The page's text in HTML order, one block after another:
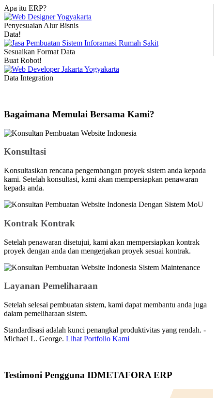
Apa itu ERP?
Penyesuaian Alur Bisnis
Data!
Sesuaikan Format Data
Buat Robot!
Data Integration
Bagaimana Memulai Bersama Kami?
Konsultasi
Konsultasikan rencana pengembangan proyek sistem anda kepada
kami. Setelah konsultasi, kami akan mempersiapkan penawaran
kepada anda.
Kontrak Kontrak
Setelah penawaran disetujui, kami akan mempersiapkan kontrak
proyek dengan anda dan mengerjakan proyek sesuai kontrak.
Layanan Pemeliharaan
Setelah selesai pembuatan sistem, kami dapat membantu anda juga
dalam pemeliharaan sistem.
Standardisasi adalah kunci penangkal produktivitas yang rendah. -
Michael L. George. Lihat Portfolio Kami
Testimoni Pengguna IDMETAFORA ERP